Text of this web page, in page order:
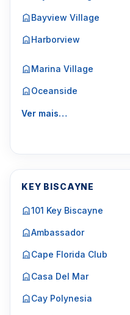
Bayview Village
Harborview
Marina Village
Oceanside
Ver mais…
KEY BISCAYNE
101 Key Biscayne
Ambassador
Cape Florida Club
Casa Del Mar
Cay Polynesia